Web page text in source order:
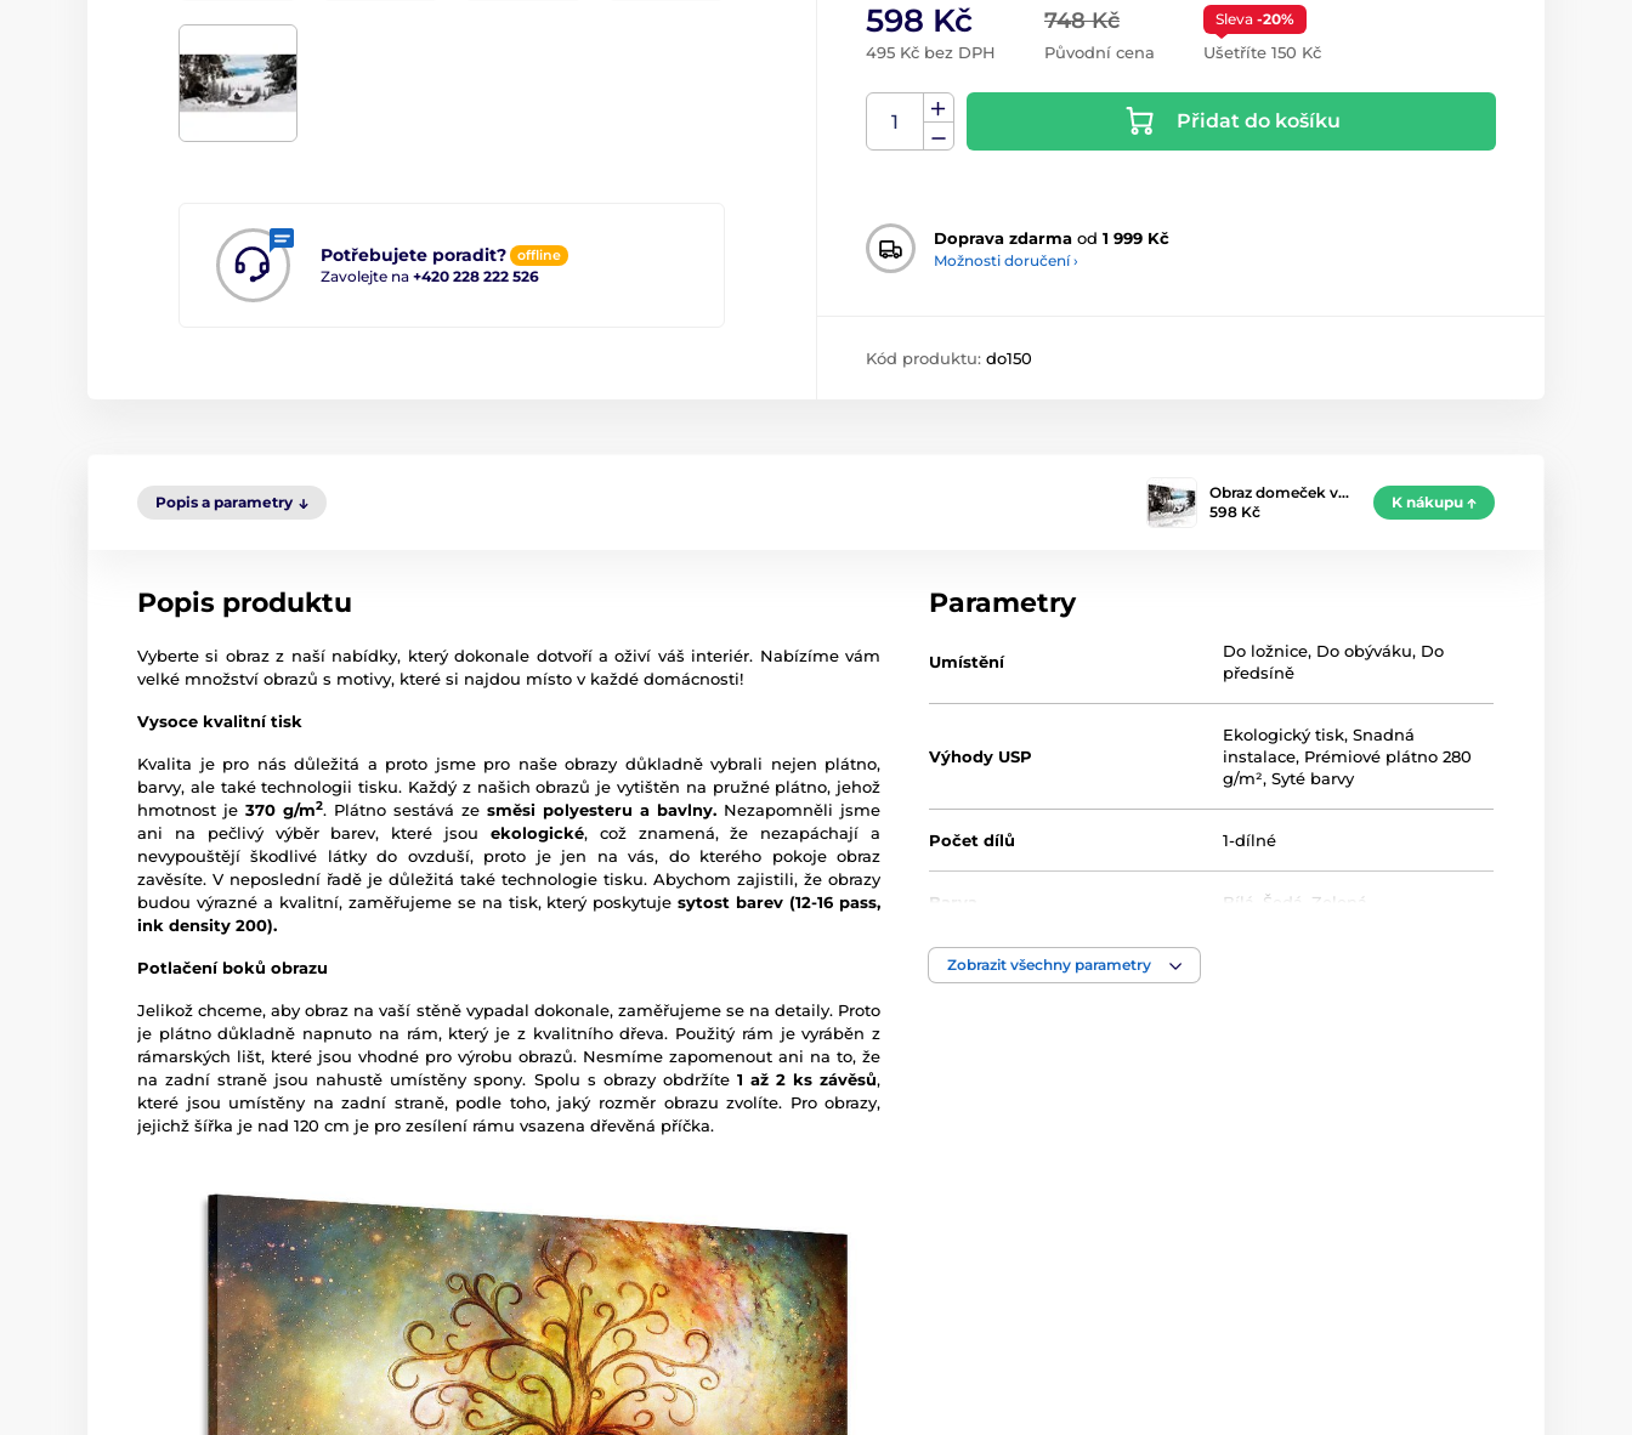
Potřebujete poradit? offline
Zavolejte na +420 228 222 526
748 Kč
Původní cena
598 Kč
495 Kč bez DPH
Sleva -20%
Ušetříte 150 Kč
Přidat do košíku
Doprava zdarma od 1 999 Kč
Možnosti doručení ›
Kód produktu: do150
Popis a parametry
Obraz domeček v…
598 Kč
K nákupu
Popis produktu
Vyberte si obraz z naší nabídky, který dokonale dotvoří a oživí váš interiér. Nabízíme vám
velké množství obrazů s motivy, které si najdou místo v každé domácnosti!
Vysoce kvalitní tisk
Kvalita je pro nás důležitá a proto jsme pro naše obrazy důkladně vybrali nejen plátno,
barvy, ale také technologii tisku. Každý z našich obrazů je vytištěn na pružné plátno, jehož
hmotnost je370 g/m2. Plátno sestává zesměsi polyesteru a bavlny. Nezapomněli jsme
ani na pečlivý výběr barev, které jsou ekologické, což znamená, že nezapáchají a
nevypouštějí škodlivé látky do ovzduší, proto je jen na vás, do kterého pokoje obraz
zavěsíte. V neposlední řadě je důležitá také technologie tisku. Abychom zajistili, že obrazy
budou výrazné a kvalitní, zaměřujeme se na tisk, který poskytujesytost barev (12-16 pass,
ink density 200).
Potlačení boků obrazu
Jelikož chceme, aby obraz na vaší stěně vypadal dokonale, zaměřujeme se na detaily. Proto
je plátno důkladně napnuto na rám, který je z kvalitního dřeva. Použitý rám je vyráběn z
rámarských lišt, které jsou vhodné pro výrobu obrazů. Nesmíme zapomenout ani na to, že
na zadní straně jsou nahustě umístěny spony. Spolu s obrazy obdržíte 1 až 2 ks závěsů,
které jsou umístěny na zadní straně, podle toho, jaký rozměr obrazu zvolíte. Pro obrazy,
jejichž šířka je nad 120 cm je pro zesílení rámu vsazena dřevěná příčka.
Parametry
Umístění
Do ložnice, Do obýváku, Do
předsíně
Výhody USP
Ekologický tisk,Snadná
instalace, Prémiové plátno 280
g/m²,Syté barvy
Počet dílů 1-dílné
Barva Bílá Šedá Zelená
Technologie obrazů
Zobrazit všechny parametry